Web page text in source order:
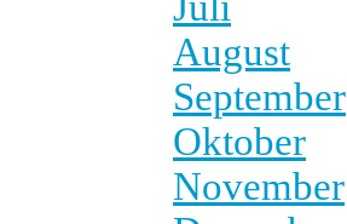
August
September
Oktober
November